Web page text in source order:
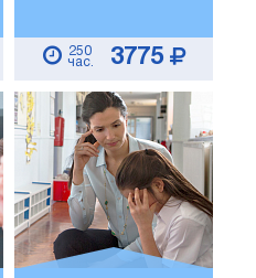
250
час.
3775